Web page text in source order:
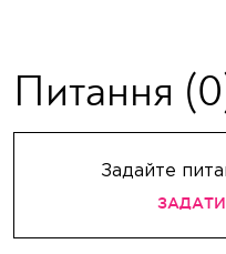
Питання
Задайте